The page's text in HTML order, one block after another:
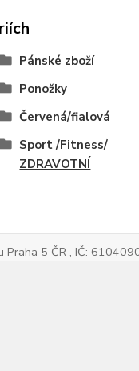
Pánské zboží
Ponožky
Červená/fialová
Sport /Fitness/
ZDRAVOTNÍ
Praha 5 ČR , IČ: